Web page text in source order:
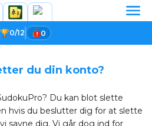
0/12 0
du din konto?
Du kan blot slette
hvis du beslutter dig for at slette
savne dig. Vi går dog ind for